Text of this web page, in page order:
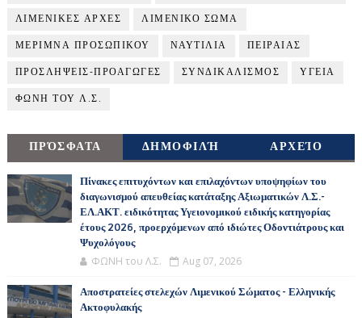
ΛΙΜΕΝΙΚΕΣ ΑΡΧΕΣ ΛΙΜΕΝΙΚΟ ΣΩΜΑ
ΜΕΡΙΜΝΑ ΠΡΟΣΩΠΙΚΟΥ ΝΑΥΤΙΛΙΑ ΠΕΙΡΑΙΑΣ
ΠΡΟΣΛΗΨΕΙΣ-ΠΡΟΑΓΩΓΕΣ ΣΥΝΔΙΚΑΛΙΣΜΟΣ ΥΓΕΙΑ
ΦΩΝΗ ΤΟΥ Λ.Σ.
ΠΡΌΣΦΑΤΑ ΔΗΜΟΦΙΛΉ ΑΡΧΕΊΟ
Πίνακες επιτυχόντων και επιλαχόντων υποψηφίων του
διαγωνισμού απευθείας κατάταξης Αξιωματικών Λ.Σ.-
ΕΛ.ΑΚΤ. ειδικότητας Υγειονομικού ειδικής κατηγορίας
έτους 2026, προερχόμενων από ιδιώτες Οδοντιάτρους και
Ψυχολόγους
ΦΩΝΗ του Λ.Σ. Aug 07, 2026
Αποστρατείες στελεχών Λιμενικού Σώματος - Ελληνικής
Ακτοφυλακής